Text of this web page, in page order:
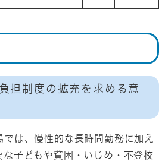
担制度の拡充を求める意
は、慢性的な長時間勤務に加え
な子どもや貧困・いじめ・不登校